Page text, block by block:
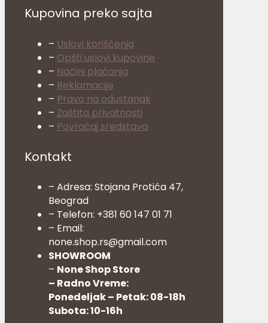
Kupovina preko sajta
– Uslovi korišćenja
– Opšti uslovi kupovine
– Načini plaćanja
– Reklamacije
– Pravo na odustanak
– Zaštita privatnosti
– Povraćaj sredstava
Kontakt
– Adresa: Stojana Protića 47,
Beograd
– Telefon: +381 60 147 01 71
– Email:
none.shop.rs@gmail.com
SHOWROOM
– None Shop Store
– Radno Vreme:
Ponedeljak – Petak: 08-18h
Subota: 10-16h